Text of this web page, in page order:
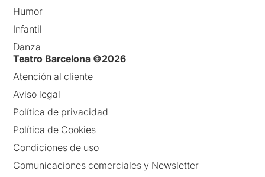
Humor
Infantil
Danza
Teatro Barcelona ©2026
Atención al cliente
Aviso legal
Política de privacidad
Política de Cookies
Condiciones de uso
Comunicaciones comerciales y Newsletter